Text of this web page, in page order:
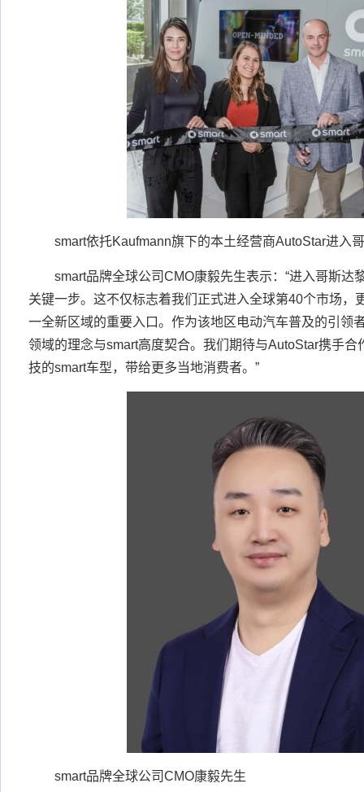
smart依托Kaufmann旗下的本土经营商AutoStar进入
smart品牌全球公司CMO康毅先生表示：“进入哥斯达
关键一步。这不仅标志着我们正式进入全球第40个市场，
一全新区域的重要入口。作为该地区电动汽车普及的引领
领域的理念与smart高度契合。我们期待与AutoStar携手
技的smart车型，带给更多当地消费者。”
smart品牌全球公司CMO康毅先生